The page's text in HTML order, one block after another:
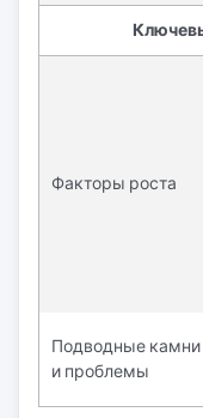
Факторы роста
Подводные камни
и проблемы